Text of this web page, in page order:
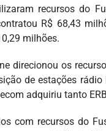
recursos do
R$ 68,43
milhões.
direcionou os
de estações
adquiriu tanto
com recursos do